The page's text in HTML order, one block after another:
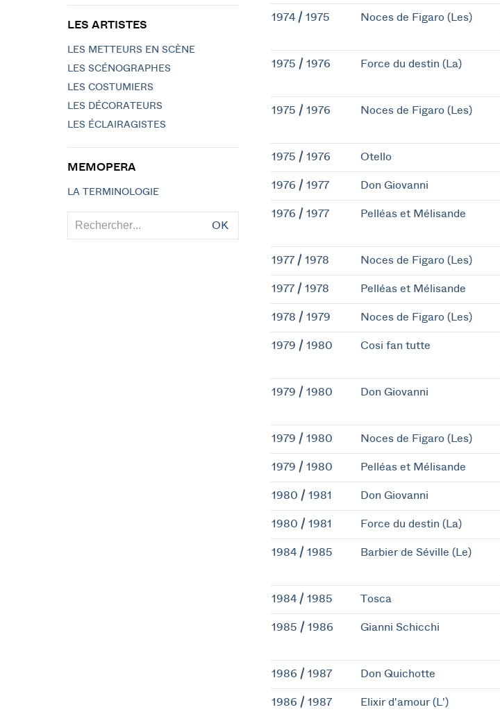
1974 / 1975 Noces de Figaro (Les)
1975 / 1976 Force du destin (La)
1975 / 1976 Noces de Figaro (Les)
1975 / 1976 Otello
1976 / 1977 Don Giovanni
1976 / 1977 Pelléas et Mélisande
1977 / 1978 Noces de Figaro (Les)
1977 / 1978 Pelléas et Mélisande
1978 / 1979 Noces de Figaro (Les)
1979 / 1980 Cosi fan tutte
1979 / 1980 Don Giovanni
1979 / 1980 Noces de Figaro (Les)
1979 / 1980 Pelléas et Mélisande
1980 / 1981 Don Giovanni
1980 / 1981 Force du destin (La)
1984 / 1985 Barbier de Séville (Le)
1984 / 1985 Tosca
1985 / 1986 Gianni Schicchi
1986 / 1987 Don Quichotte
1986 / 1987 Elixir d'amour (L')
LES ARTISTES
LES METTEURS EN SCÈNE
LES SCÉNOGRAPHES
LES COSTUMIERS
LES DÉCORATEURS
LES ÉCLAIRAGISTES
MEMOPERA
LA TERMINOLOGIE
OK